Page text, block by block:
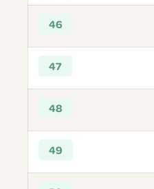
46
47
48
49